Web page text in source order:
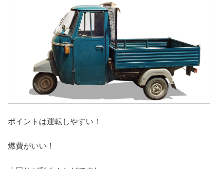
ポイントは運転しやすい！
燃費がいい！